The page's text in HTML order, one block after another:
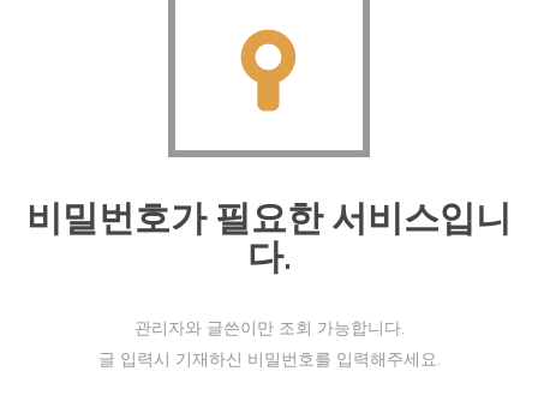
비밀번호가 필요한 서비스입니
다.
관리자와 글쓴이만 조회 가능합니다.
글 입력시 기재하신 비밀번호를 입력해주세요.